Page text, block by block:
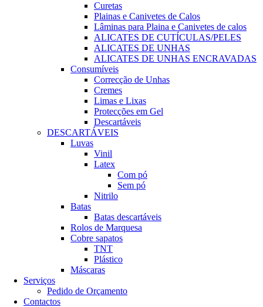
Curetas
Plainas e Canivetes de Calos
Lâminas para Plaina e Canivetes de calos
ALICATES DE CUTÍCULAS/PELES
ALICATES DE UNHAS
ALICATES DE UNHAS ENCRAVADAS
Consumíveis
Correcção de Unhas
Cremes
Limas e Lixas
Protecções em Gel
Descartáveis
DESCARTÁVEIS
Luvas
Vinil
Latex
Com pó
Sem pó
Nitrilo
Batas
Batas descartáveis
Rolos de Marquesa
Cobre sapatos
TNT
Plástico
Máscaras
Serviços
Pedido de Orçamento
Contactos